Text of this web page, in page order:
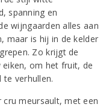
spanning en
wijngaarden alles aan
maar is hij in de kelder
Zo krijgt de
eiken, om het fruit, de
verhullen.
meursault, met een